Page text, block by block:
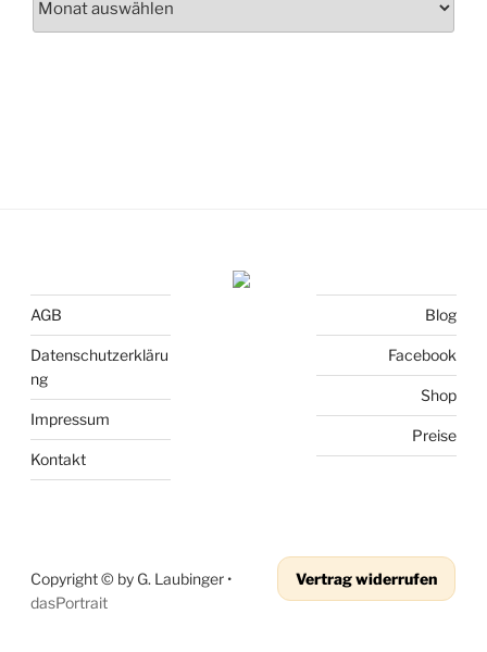
AGB
Datenschutzerkläru
ng
Impressum
Kontakt
Blog
Facebook
Shop
Preise
Copyright © by G. Laubinger •
dasPortrait
Vertrag widerrufen